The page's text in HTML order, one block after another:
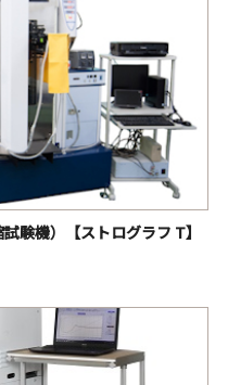
【卓上型キセノン促進耐候
対応）（光安定性試験対
ラットベッド型キセノン
ランプ式促進耐候性試験
験機）【ストログラフ T】